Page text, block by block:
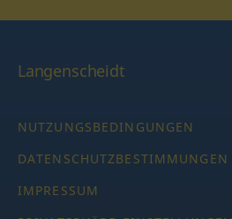
Langenscheidt
NUTZUNGSBEDINGUNGEN
DATENSCHUTZBESTIMMUNGEN
IMPRESSUM